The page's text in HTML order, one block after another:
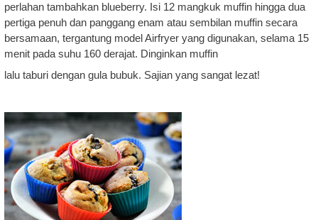
perlahan tambahkan blueberry. Isi 12 mangkuk muffin hingga dua
pertiga penuh dan panggang enam atau sembilan muffin secara
bersamaan, tergantung model Airfryer yang digunakan, selama 15
menit pada suhu 160 derajat. Dinginkan muffin
lalu taburi dengan gula bubuk. Sajian yang sangat lezat!